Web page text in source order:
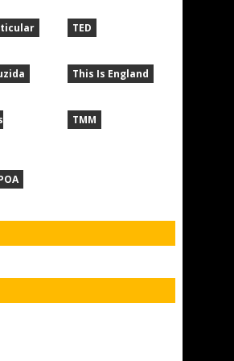
TED
This Is England
TMM